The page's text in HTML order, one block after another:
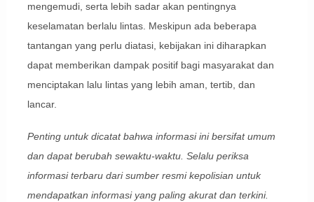
mengemudi, serta lebih sadar akan pentingnya
keselamatan berlalu lintas. Meskipun ada beberapa
tantangan yang perlu diatasi, kebijakan ini diharapkan
dapat memberikan dampak positif bagi masyarakat dan
menciptakan lalu lintas yang lebih aman, tertib, dan
lancar.
Penting untuk dicatat bahwa informasi ini bersifat umum
dan dapat berubah sewaktu-waktu. Selalu periksa
informasi terbaru dari sumber resmi kepolisian untuk
mendapatkan informasi yang paling akurat dan terkini.